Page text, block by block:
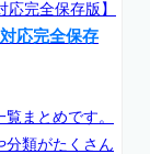
応完全保存
まとめです。
分類がたくさん